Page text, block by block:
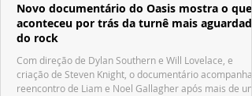
Novo documentário do Oasis mostra o que
aconteceu por trás da turnê mais aguardada
do rock
Com direção de Dylan Southern e Will Lovelace, e
criação de Steven Knight, o documentário acompanha
reencontro de Liam e Noel Gallagher após mais de